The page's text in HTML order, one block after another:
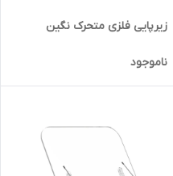
زیرپایی فلزی متحرک نگین
ناموجود